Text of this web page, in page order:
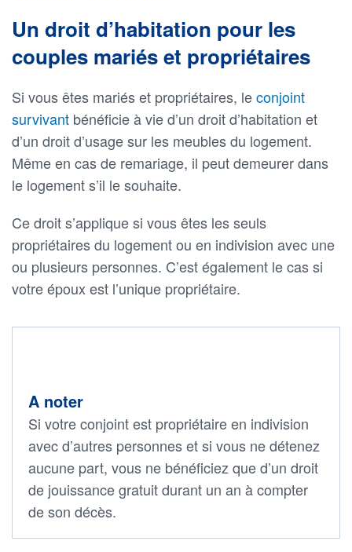
Un droit d’habitation pour les
couples mariés et propriétaires
Si vous êtes mariés et propriétaires, leconjoint
survivant bénéficie à vie d’un droit d’habitation et
d’un droit d’usage sur les meubles du logement.
Même en cas de remariage, il peut demeurer dans
le logement s’il le souhaite.
Ce droit s’applique si vous êtes les seuls
propriétaires du logement ou en indivision avec une
ou plusieurs personnes. C’est également le cas si
votre époux est l’unique propriétaire.
A noter
Si votre conjoint est propriétaire en indivision
avec d’autres personnes et si vous ne détenez
aucune part, vous ne bénéficiez que d’un droit
de jouissance gratuit durant un an à compter
de son décès.